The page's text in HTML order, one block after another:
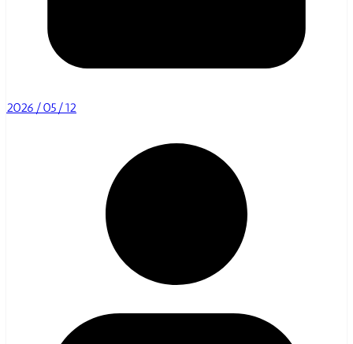
2026/05/12